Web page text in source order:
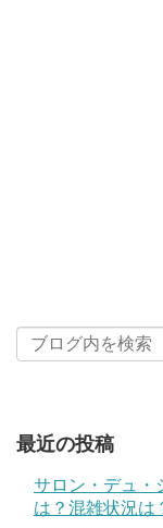
最近の投稿
サロン・デュ・
は？混雑状況は